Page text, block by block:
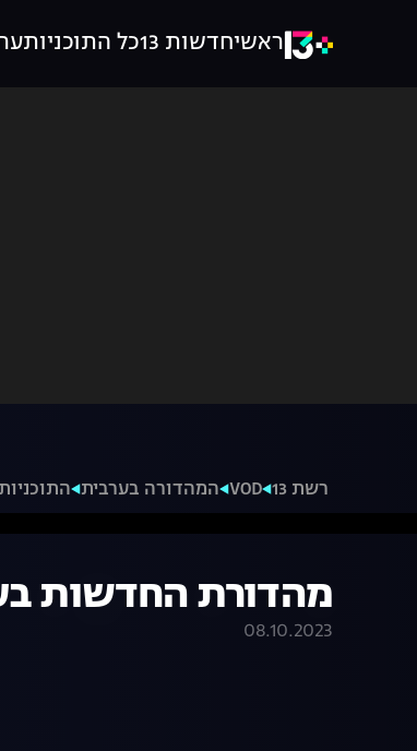
ראשיחדשות 13 כל התוכניות
רשת 13 VOD המהדורה בערבית
מהדורת החדשות בערבית 06.10.23 |
08.10.2023